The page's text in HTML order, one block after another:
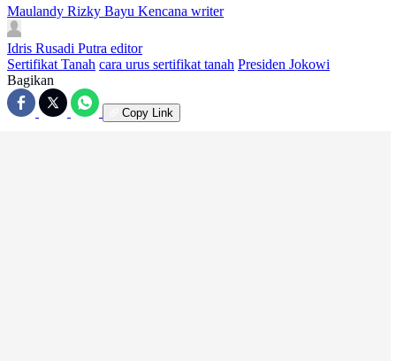
Maulandy Rizky Bayu Kencana writer
Idris Rusadi Putra editor
Sertifikat Tanah cara urus sertifikat tanah Presiden Jokowi
Bagikan
Copy Link